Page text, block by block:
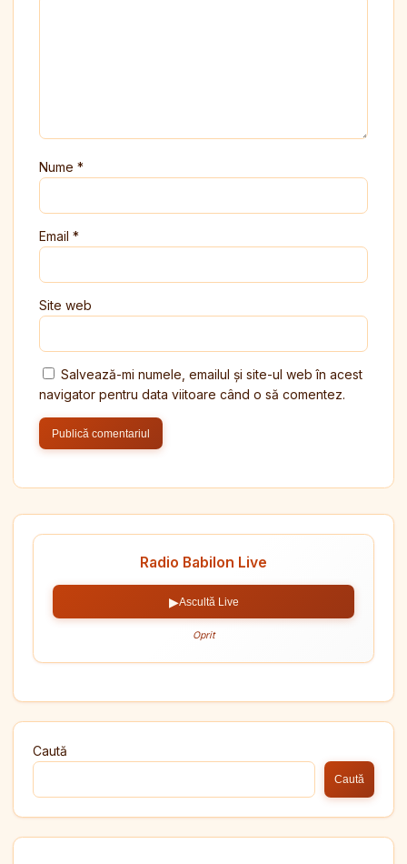
Nume *
Email *
Site web
Salvează-mi numele, emailul și site-ul web în acest
navigator pentru data viitoare când o să comentez.
Radio Babilon Live
▶Ascultă Live
Oprit
Caută
Caută